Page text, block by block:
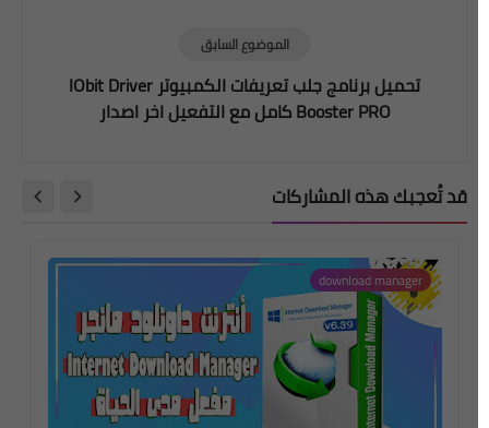
الموضوع السابق
تحميل برنامج جلب تعريفات الكمبيوتر IObit Driver
Booster PRO كامل مع التفعيل اخر اصدار
قد تُعجبك هذه المشاركات
download manager